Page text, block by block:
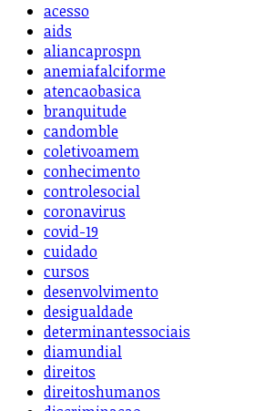
acesso
aids
aliancaprospn
anemiafalciforme
atencaobasica
branquitude
candomble
coletivoamem
conhecimento
controlesocial
coronavirus
covid-19
cuidado
cursos
desenvolvimento
desigualdade
determinantessociais
diamundial
direitos
direitoshumanos